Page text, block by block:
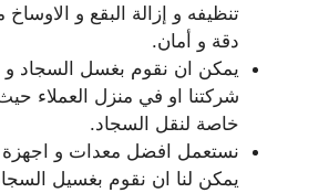
تنظيفه و إزالة البقع و
دقة و أمان.
يمكن ان نقوم بغسل السجاد و
شركتنا او في منزل العملاء
خاصة لنقل السجاد.
نستعمل افضل معدات و
يمكن لنا ان نقوم بغسيل